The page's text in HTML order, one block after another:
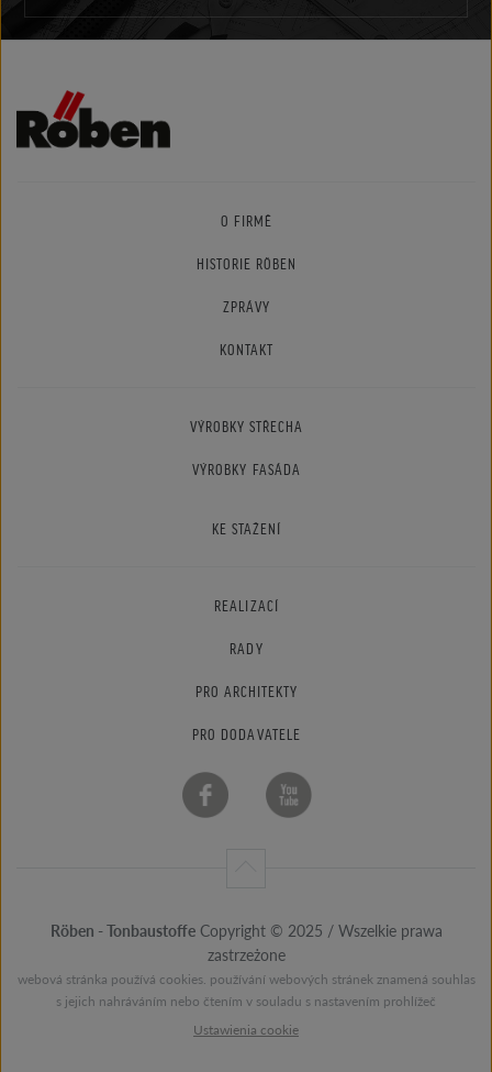
O FIRMĚ
HISTORIE RÖBEN
ZPRÁVY
KONTAKT
VÝROBKY STŘECHA
VÝROBKY FASÁDA
KE STAŽENÍ
REALIZACÍ
RADY
PRO ARCHITEKTY
PRO DODAVATELE
Röben - TonbaustoffeCopyright © 2025 / Wszelkie prawa
zastrzeżone
webová stránka používá cookies. používání webových stránek znamená souhlas
s jejich nahráváním nebo čtením v souladu s nastavením prohlížeč
Ustawienia cookie